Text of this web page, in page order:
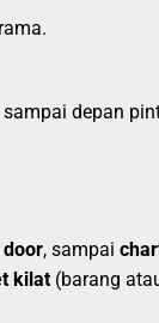
depan
, sampai
kilat (barang